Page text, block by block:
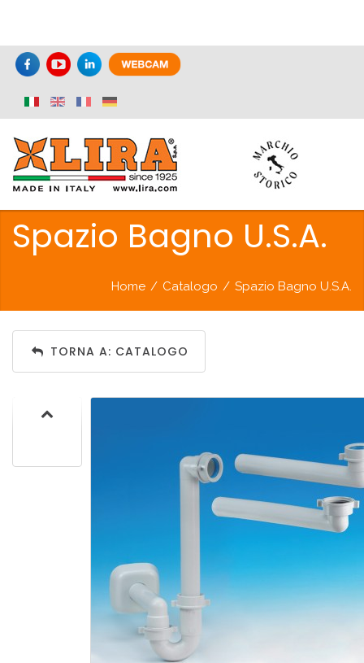
Spazio Bagno U.S.A.
Home / Catalogo / Spazio Bagno U.S.A.
TORNA A: CATALOGO